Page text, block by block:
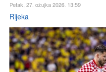
Petak, 27. ožujka 2026. 13:59
Rijeka